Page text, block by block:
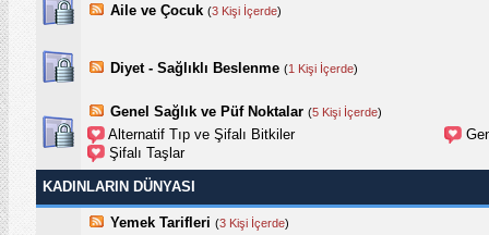
Aile ve Çocuk (3 Kişi İçerde)
Diyet - Sağlıklı Beslenme (1 Kişi İçerde)
Genel Sağlık ve Püf Noktalar (5 Kişi İçerde)
Alternatif Tıp ve Şifalı Bitkiler
Şifalı Taşlar
KADINLARIN DÜNYASI
Yemek Tarifleri (3 Kişi İçerde)